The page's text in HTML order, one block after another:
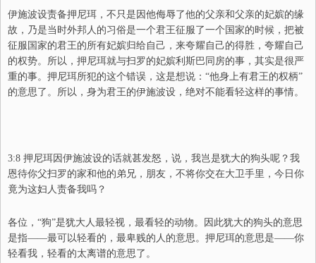
伊施波设责备押尼珥，不只是因他侮辱了他的父亲和父亲的妃嫔的缘
故，乃是当时外邦人的习俗是一个君王征服了一个国家的时候，把被
征服国家的君王的所有妃嫔归给自己 ， 来夸耀自己的得胜，夸耀自己
的权势。所以，押尼珥就与扫罗的妃嫔利斯巴同房的事，其实是很严
重的事。押尼珥所犯的这个错误，这是想说：“他身上有君王的权柄”
的意思了。所以，身为君王的伊施波设，绝对不能看轻这样的事情。
3:8 押尼珥因伊施波设的话就甚发怒，说，我岂是犹大的狗头呢？我
恩待你父扫罗的家和他的弟兄，朋友，不将你交在大卫手里，今日你
竟为这妇人责备我吗？
各位，“狗”是犹大人最轻视，最看轻的动物。因此犹大的狗头的意思
是指——最可以轻看的，最卑贱的人的意思。押尼珥的意思是——你
轻看我，轻看的太离谱的意思了。